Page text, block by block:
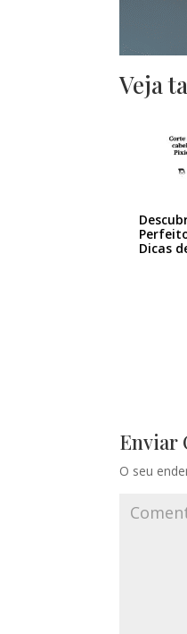
Veja
Dicas
Enviar
O seu